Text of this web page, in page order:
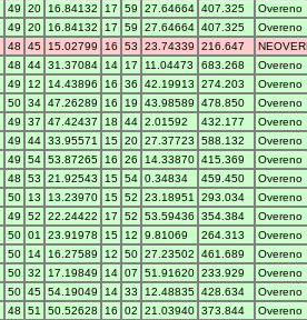
49 20 16.84132 17 59 27.64664 407.325
Overeno
49 20 16.84132 17 59 27.64664 407.325
Overeno
48 45 15.02799 16 53 23.74339 216.647
48 44 31.37084 14 17 11.04473 683.268
Overeno
49 12 14.43896 16 36 42.19913 274.203
Overeno
50 34 47.26289 16 19 43.98589 478.850
Overeno
49 37 47.42437 18 44 2.01592 432.177
Overeno
49 44 33.95571 15 20 27.37723 588.132
Overeno
49 54 53.87265 16 26 14.33870 415.369
Overeno
48 53 21.92543 15 54 0.34834 459.450
Overeno
50 13 13.23970 15 52 23.18951 293.034
Overeno
49 52 22.24422 17 52 53.59436 354.384
Overeno
50 01 23.91978 15 12 9.81069 264.313
Overeno
50 14 16.27589 12 50 27.23502 461.689
Overeno
50 32 17.19849 14 07 51.91620 233.929
Overeno
50 45 54.19049 14 33 12.48835 428.634
Overeno
48 51 50.52628 16 02 21.03940 373.844
Overeno